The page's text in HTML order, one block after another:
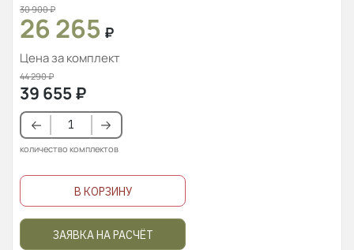
30 900₽
26 265 ₽
Цена за комплект
44 290₽
39 655₽
количество комплектов
В КОРЗИНУ
ЗАЯВКА НА РАСЧЁТ